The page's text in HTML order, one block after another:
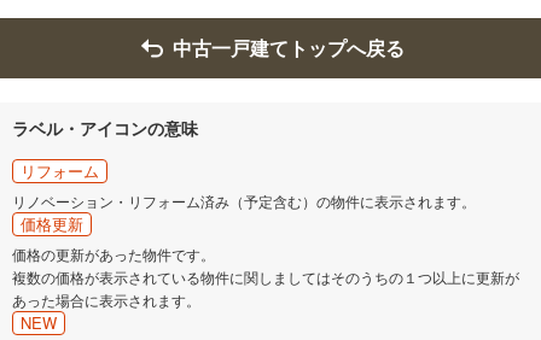
中古一戸建てトップへ戻る
ラベル・アイコンの意味
リフォーム
リノベーション・リフォーム済み（予定含む）の物件に表示されます。
価格更新
価格の更新があった物件です。
複数の価格が表示されている物件に関しましてはそのうちの１つ以上に更新が
あった場合に表示されます。
NEW